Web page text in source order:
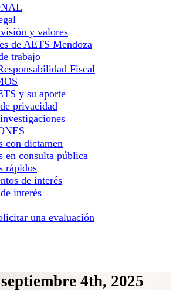
y valores
de AETS Mendoza
trabajo
Fiscal
y su aporte
privacidad
con dictamen
en consulta pública
rápidos
de interés
interés
una evaluación
4th, 2025